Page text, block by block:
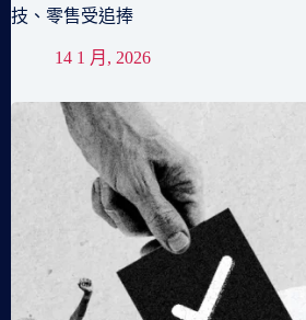
技、零售受追捧
14 1 月, 2026